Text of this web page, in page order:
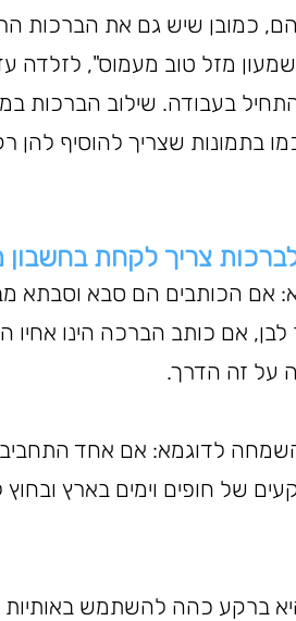
כמובן שיש גם את הברכות
בעבודה. שילוב הברכות
בתמונות שצריך להוסיף
צריך לקחת בחשבון
אם הכותבים הם סבא וסבתא
אם כותב הברכה הינו אחיו
על זה הדרך.
לדוגמא: אם אחד
של חופים וימים בארץ ובחוץ
ברקע כהה להשתמש באותיות